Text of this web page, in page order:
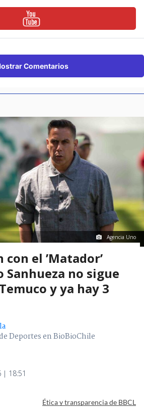
Comentarios
Agencia Uno
el ’Matador’
Sanhueza no sigue
y ya hay 3
Deportes en BioBioChile
| 18:51
Ética y transparencia de BBCL